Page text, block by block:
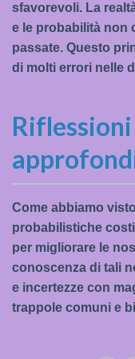
sfavorevoli. La
e le probabilità non
passate. Questo
di molti errori nelle
Come abbiamo
probabilistiche
per migliorare le
conoscenza di tali
e incertezze con
trappole comuni e